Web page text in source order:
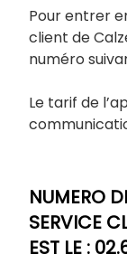
Pour entrer
client de
numéro
Le tarif de
NUMERO
SERVICE
EST LE :